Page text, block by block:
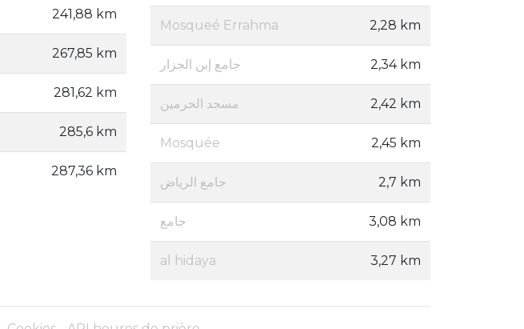
241,88 km
267,85 km
281,62 km
285,6 km
287,36 km
Mosqueé Errahma 2,28 km
جامع إبن الجزار 2,34 km
مسجد الحرمين 2,42 km
Mosquée 2,45 km
جامع الرياض 2,7 km
جامع 3,08 km
al hidaya 3,27 km